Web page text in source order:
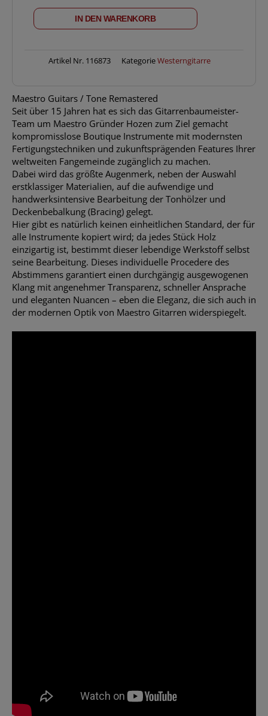
Original
Series
IN DEN WARENKORB
Artikel Nr. 116873 KategorieWesterngitarre
Maestro Guitars / Tone Remastered
Seit über 15 Jahren hat es sich das Gitarrenbaumeister-
Team um Maestro Gründer Hozen zum Ziel gemacht
kompromisslose Boutique Instrumente mit modernsten
Fertigungstechniken und zukunftsprägenden Features Ihrer
weltweiten Fangemeinde zugänglich zu machen.
Dabei wird das größte Augenmerk, neben der Auswahl
erstklassiger Materialien, auf die aufwendige und
handwerksintensive Bearbeitung der Tonhölzer und
Deckenbebalkung (Bracing) gelegt.
Hier gibt es natürlich keinen einheitlichen Standard, der für
alle Instrumente kopiert wird; da jedes Stück Holz
einzigartig ist, bestimmt dieser lebendige Werkstoff selbst
seine Bearbeitung. Dieses individuelle Procedere des
Abstimmens garantiert einen durchgängig ausgewogenen
Klang mit angenehmer Transparenz, schneller Ansprache
und eleganten Nuancen – eben die Eleganz, die sich auch in
der modernen Optik von Maestro Gitarren widerspiegelt.